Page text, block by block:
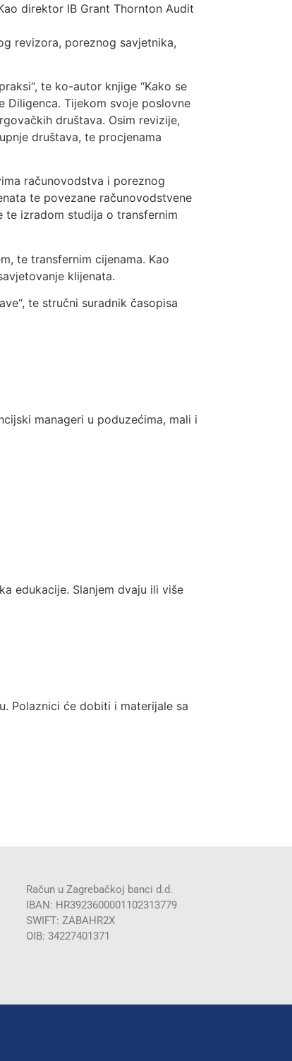
direktor IB Grant Thornton Audit
revizora, poreznog savjetnika,
te ko-autor knjige “Kako se
Diligenca. Tijekom svoje poslovne
društava. Osim revizije,
društava, te procjenama
računovodstva i poreznog
te povezane računovodstvene
te izradom studija o transfernim
te transfernim cijenama. Kao
klijenata.
te stručni suradnik časopisa
manageri u poduzećima, mali i
edukacije. Slanjem dvaju ili više
Polaznici će dobiti i materijale sa
Račun u Zagrebačkoj banci d.d.
IBAN: HR3923600001102313779
SWIFT: ZABAHR2X
OIB: 34227401371